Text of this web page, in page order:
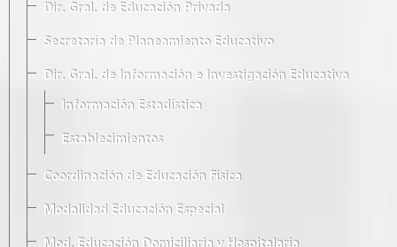
Dir. Gral. de Educación Privada
Secretaría de Planeamiento Educativo
Dir. Gral. de Información e Investigación Educativa
Información Estadística
Establecimientos
Coordinación de Educación Física
Modalidad Educación Especial
Mod. Educación Domiciliaria y Hospitalaria